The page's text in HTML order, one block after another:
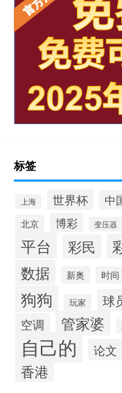
标签
上海 世界杯 中
北京 博彩 变压器
平台 彩民
数据 新奥 时间
狗狗 玩家 球
空调 管家婆
自己的 论文
香港